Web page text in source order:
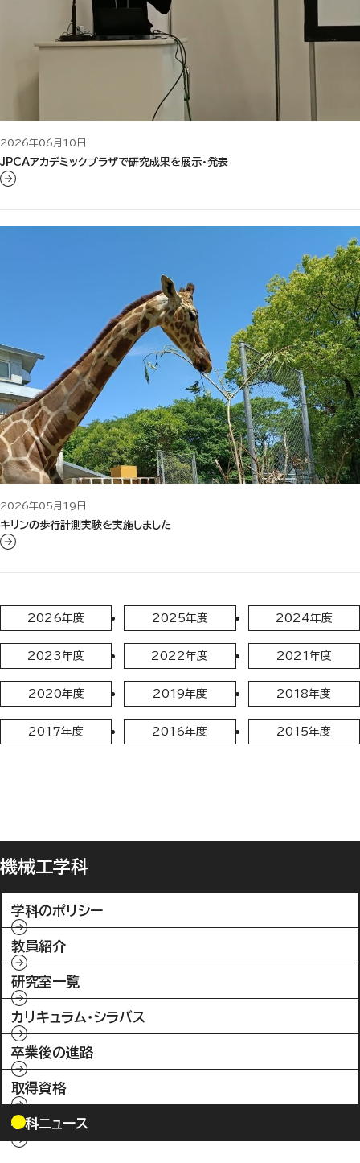
2026年06月10日
JPCAアカデミックプラザで研究成果を展示・発表
2026年05月19日
キリンの歩行計測実験を実施しました
2026年度 2025年度 2024年度
2023年度 2022年度 2021年度
2020年度 2019年度 2018年度
2017年度 2016年度 2015年度
機械工学科
学科のポリシー
教員紹介
研究室一覧
カリキュラム・シラバス
卒業後の進路
取得資格
学科ニュース